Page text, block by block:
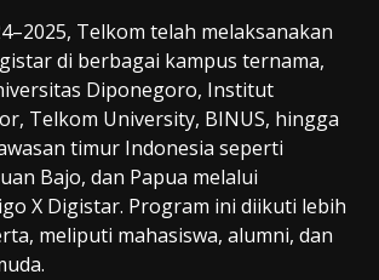
Telkom telah melaksanakan
di berbagai kampus ternama,
Diponegoro, Institut
Telkom University, BINUS, hingga
timur Indonesia seperti
Bajo, dan Papua melalui
X Digistar. Program ini diikuti lebih
meliputi mahasiswa, alumni, dan